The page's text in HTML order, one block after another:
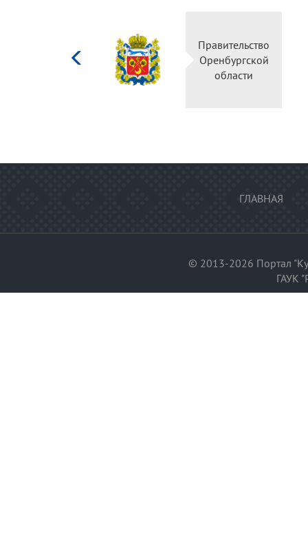
Правительство
Оренбургской
области
ГЛАВНАЯ
© 2013-2026 Портал
ГАУК